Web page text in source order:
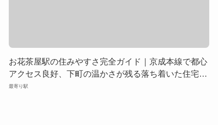
お花茶屋駅の住みやすさ完全ガイド｜京成本線で都心
アクセス良好、下町の温かさが残る落ち着いた住宅街
の魅力を徹底解説
最寄り駅